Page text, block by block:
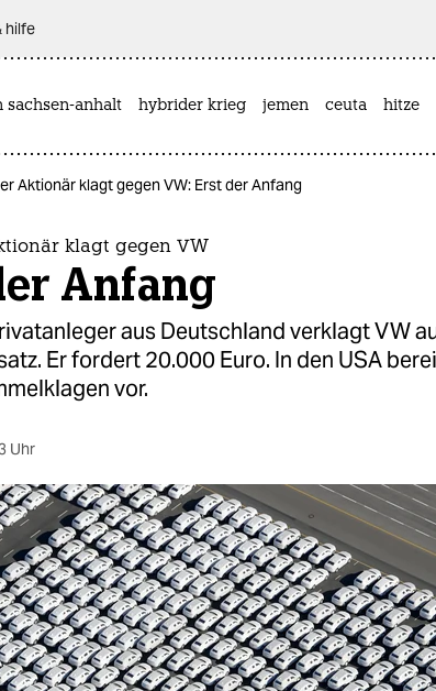
hilfe
sachsen-anhalt hybrider krieg jemen ceuta hitze
Aktionär klagt gegen VW: Erst der Anfang
klagt gegen VW
Anfang
aus Deutschland verklagt VW
Er fordert 20.000 Euro. In den USA
vor.
Uhr